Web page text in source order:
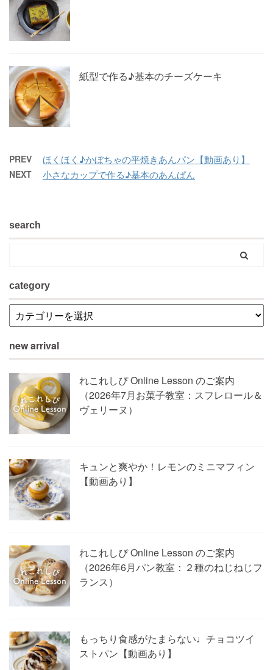
紙型で作る♪基本のチーズケーキ
PREV ほくほく♪かぼちゃの平焼きあんパン【動画あり】
NEXT 小さなカップで作る♪基本のあんぱん
search
category
new arrival
れこれしぴ Online Lesson のご案内
（2026年7月お菓子教室：スフレロール＆
ヴェリーヌ）
キュンと爽やか！レモンのミニマフィン
【動画あり】
れこれしぴ Online Lesson のご案内
（2026年6月パン教室：２種のねじねじフ
ランス）
もっちり食感がたまらない♩チョコツイ
ストパン【動画あり】